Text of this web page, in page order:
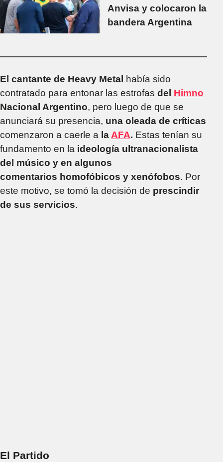
Anvisa y colocaron la
bandera Argentina
El cantante de Heavy Metal
había sido
contratado para entonar las estrofas del Himno
Nacional Argentino, pero luego de que se
anunciará su presencia, una oleada de críticas
comenzaron a caerle a la AFA. Estas tenían su
fundamento en la ideología ultranacionalista
del músico y en algunos
comentarios homofóbicos y xenófobos. Por
este motivo, se tomó la decisión de prescindir
de sus servicios.
El Partido